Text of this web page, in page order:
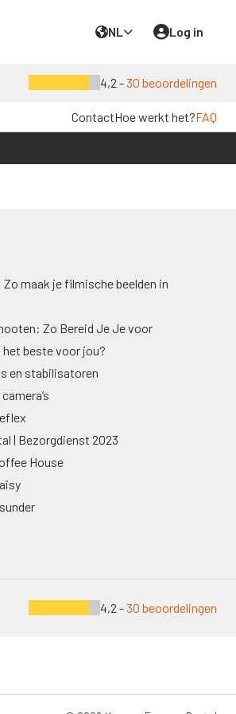
NL Log in
4,2 -30 beoordelingen
ContactHoe werkt het?FAQ
maak je filmische beelden in
Zo Bereid Je Je voor
het beste voor jou?
en stabilisatoren
| Bezorgdienst 2023
House
4,2 -30 beoordelingen